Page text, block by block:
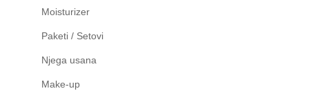
Moisturizer
Paketi / Setovi
Njega usana
Make-up